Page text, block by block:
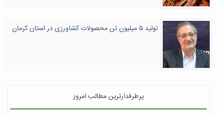
تولید ۵ میلیون تن محصولات کشاورزی در استان کرمان
پرطرفدارترین مطالب امروز